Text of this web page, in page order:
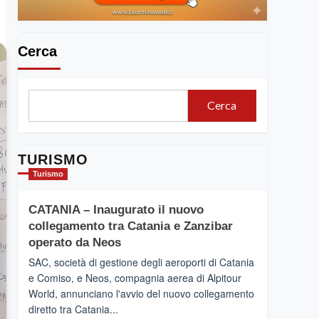
Cerca
Cerca
TURISMO
Turismo
CATANIA – Inaugurato il nuovo
collegamento tra Catania e Zanzibar
operato da Neos
SAC, società di gestione degli aeroporti di Catania
e Comiso, e Neos, compagnia aerea di Alpitour
World, annunciano l'avvio del nuovo collegamento
diretto tra Catania...